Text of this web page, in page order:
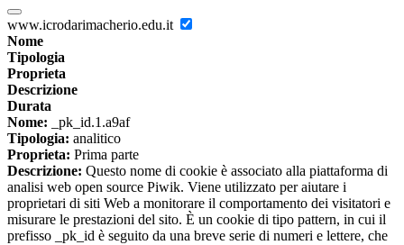
www.icrodarimacherio.edu.it
Nome
Tipologia
Proprieta
Descrizione
Durata
Nome: _pk_id.1.a9af
Tipologia: analitico
Proprieta: Prima parte
Descrizione: Questo nome di cookie è associato alla piattaforma di
analisi web open source Piwik. Viene utilizzato per aiutare i
proprietari di siti Web a monitorare il comportamento dei visitatori e
misurare le prestazioni del sito. È un cookie di tipo pattern, in cui il
prefisso _pk_id è seguito da una breve serie di numeri e lettere, che